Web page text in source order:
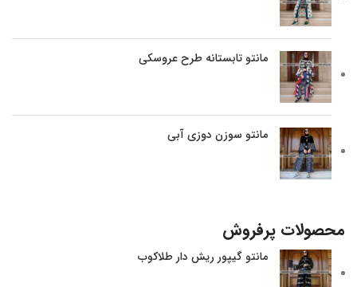
مانتو تابستانه طرح عروسکی
مانتو سوزن دوزی آبی
محصولات پرفروش
مانتو گیپور ریش دار طلاکوب